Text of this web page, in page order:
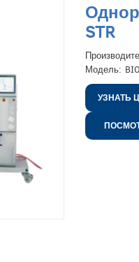
STR
Модель:
УЗНАТЬ